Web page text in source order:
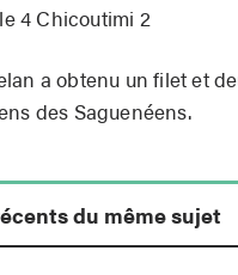
4 Chicoutimi 2
a obtenu un filet et
des Saguenéens.
du même sujet